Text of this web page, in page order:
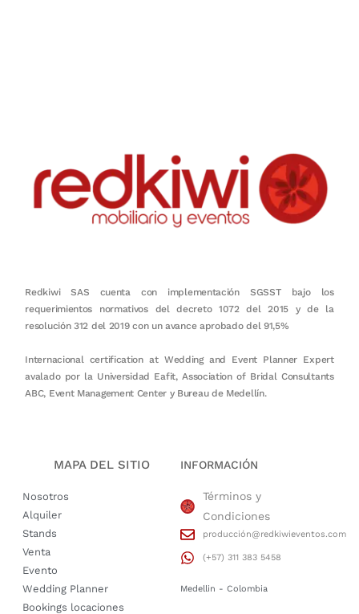
Bodegas y
Cajoneras ,Eventos Empresariales
Medellín,RedKiwi
Alquiler Mobiliario,Bodegas y
Cajoneras,Eventos Empresariales
Medellín,RedKiwi
57.200
Archivadores,Bogotá,Eventos
Empresariales, RedKiwi
$450.000
Arcos,Medellín,